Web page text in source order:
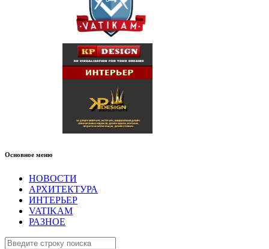
Основное меню
НОВОСТИ
АРХИТЕКТУРА
ИНТЕРЬЕР
VATIKAM
РАЗНОЕ